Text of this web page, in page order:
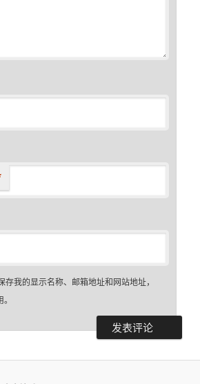
存我的显示名称、邮箱地址和网站地址，